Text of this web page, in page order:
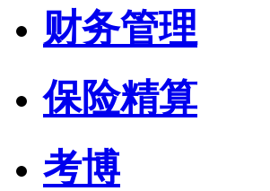
财务管理
保险精算
考博